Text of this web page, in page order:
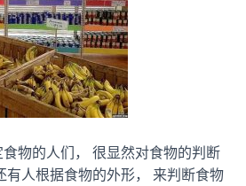
物的人们， 很显然对食物的判断
有人根据食物的外形， 来判断食物